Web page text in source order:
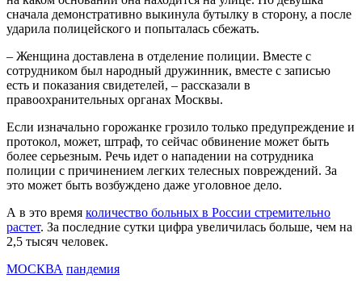
сначала демонстративно выкинула бутылку в сторону, а после
ударила полицейского и попыталась сбежать.
– Женщина доставлена в отделение полиции. Вместе с
сотрудником был народный дружинник, вместе с записью
есть и показания свидетелей, – рассказали в
правоохранительных органах Москвы.
Если изначально горожанке грозило только предупреждение и
протокол, может, штраф, то сейчас обвинение может быть
более серьезным. Речь идет о нападении на сотрудника
полиции с причинением легких телесных повреждений. За
это может быть возбуждено даже уголовное дело.
А в это время количество больных в России стремительно
растет. За последние сутки цифра увеличилась больше, чем на
2,5 тысяч человек.
МОСКВА пандемия